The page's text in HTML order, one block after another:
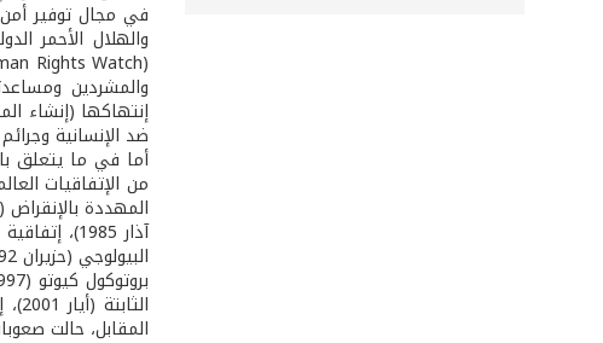
في مجال توفير أمن
والمشردين
إنتهاكها (إنشاء
ضد الإنسانية
أما في ما يتعلق
المقابل، حالت